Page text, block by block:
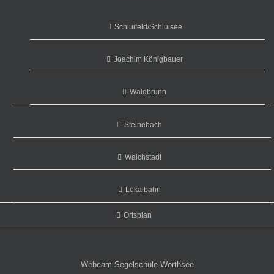
Schluifeld/Schluisee
Joachim Königbauer
Waldbrunn
Steinebach
Walchstadt
Lokalbahn
Ortsplan
Webcam Segelschule Wörthsee